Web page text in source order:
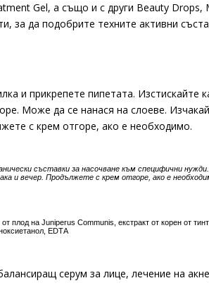
Gel, а също и с други Beauty Drops,
за да подобрите техните активни
и прикрепете пипетата. Изстискайте
Може да се нанася на слоеве.
с крем отгоре, ако е необходимо.
съставки за насочване към специфични
и вечер. Продължете с крем отгоре, ако е
плод на Juniperus Communis, екстракт от корен от
EDTA
серум за лице, лечение на акне